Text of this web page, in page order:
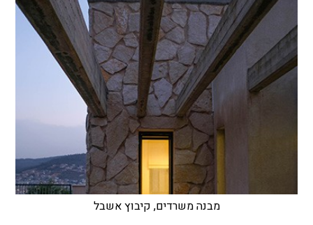
מבנה משרדים, קיבוץ אשבל